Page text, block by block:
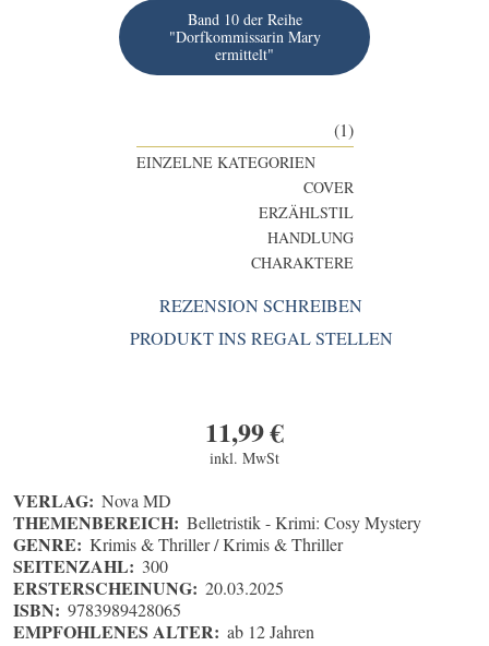
Band 10 der Reihe
"Dorfkommissarin Mary
ermittelt"
(1)
EINZELNE KATEGORIEN
COVER
ERZÄHLSTIL
HANDLUNG
CHARAKTERE
REZENSION SCHREIBEN
PRODUKT INS REGAL STELLEN
11,99€
inkl. MwSt
VERLAG: Nova MD
THEMENBEREICH: Belletristik - Krimi: Cosy Mystery
GENRE: Krimis & Thriller / Krimis & Thriller
SEITENZAHL: 300
ERSTERSCHEINUNG: 20.03.2025
ISBN: 9783989428065
EMPFOHLENES ALTER: ab 12 Jahren